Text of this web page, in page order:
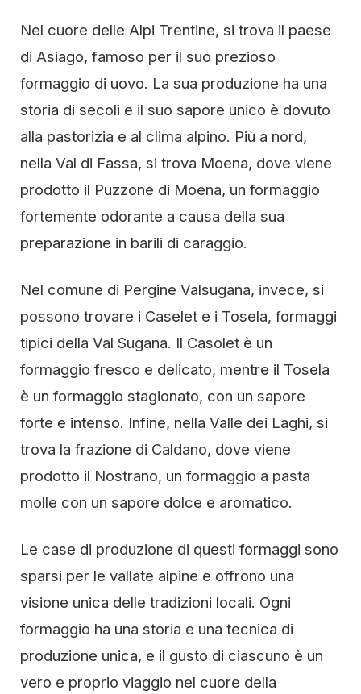
Nel cuore delle Alpi Trentine, si trova il paese
di Asiago, famoso per il suo prezioso
formaggio di uovo. La sua produzione ha una
storia di secoli e il suo sapore unico è dovuto
alla pastorizia e al clima alpino. Più a nord,
nella Val di Fassa, si trova Moena, dove viene
prodotto il Puzzone di Moena, un formaggio
fortemente odorante a causa della sua
preparazione in barili di caraggio.
Nel comune di Pergine Valsugana, invece, si
possono trovare i Caselet e i Tosela, formaggi
tipici della Val Sugana. Il Casolet è un
formaggio fresco e delicato, mentre il Tosela
è un formaggio stagionato, con un sapore
forte e intenso. Infine, nella Valle dei Laghi, si
trova la frazione di Caldano, dove viene
prodotto il Nostrano, un formaggio a pasta
molle con un sapore dolce e aromatico.
Le case di produzione di questi formaggi sono
sparsi per le vallate alpine e offrono una
visione unica delle tradizioni locali. Ogni
formaggio ha una storia e una tecnica di
produzione unica, e il gusto di ciascuno è un
vero e proprio viaggio nel cuore della